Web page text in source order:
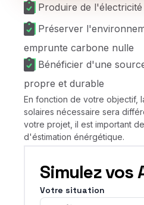
Produire de
Préserver
emprunte carbone nulle
Bénéficier d'une
propre et durable
En fonction de votre objectif,
solaires nécessaire sera
votre projet, il est important
d'éstimation énérgétique.
Simulez vos
Votre situation